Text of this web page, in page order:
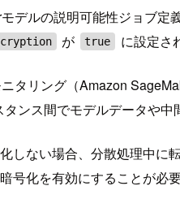
デルの説明可能性ジョブ定
が true に設定さ
タリング（Amazon
ンス間でモデルデータや中
しない場合、分散処理中
号化を有効にすることが必要